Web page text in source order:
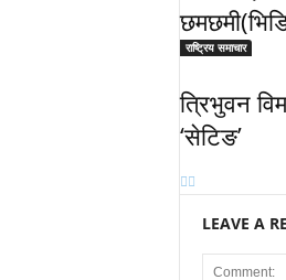
राष्ट्रिय समाचार
त्रिभुवन
‘सेटिङ’
LEAVE A